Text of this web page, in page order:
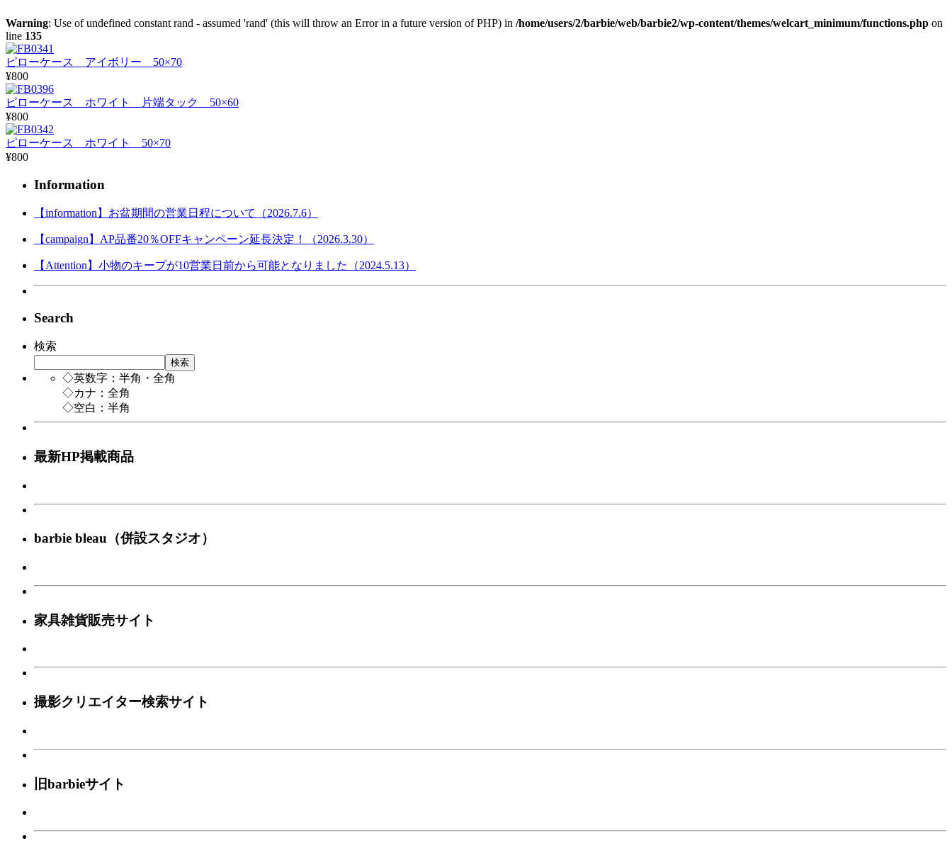
Warning: Use of undefined constant rand - assumed 'rand' (this will throw an Error in a future version of PHP) in /home/users/2/barbie/web/barbie2/wp-content/themes/welcart_minimum/functions.php on
line 135
ピローケース アイボリー 50×70
¥800
ピローケース ホワイト 片端タック 50×60
¥800
ピローケース ホワイト 50×70
¥800
Information
【information】お盆期間の営業日程について（2026.7.6）
【campaign】AP品番20％OFFキャンペーン延長決定！（2026.3.30）
【Attention】小物のキープが10営業日前から可能となりました（2024.5.13）
Search
検索
検索
◇英数字：半角・全角
◇カナ：全角
◇空白：半角
最新HP掲載商品
barbie bleau（併設スタジオ）
家具雑貨販売サイト
撮影クリエイター検索サイト
旧barbieサイト